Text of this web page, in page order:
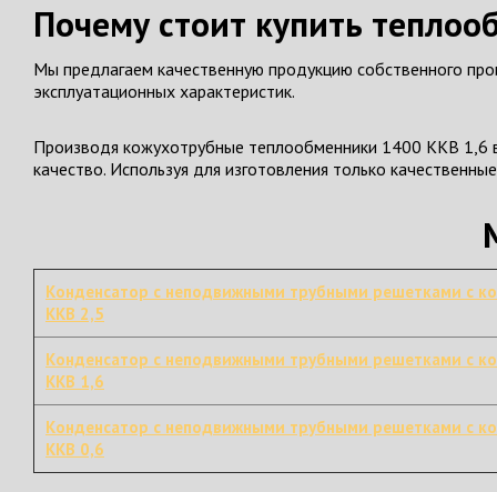
Почему стоит купить
Мы предлагаем качественную продукцию собственного
эксплуатационных характеристик.
Производя кожухотрубные теплообменники 1400 ККВ 1,6
качество. Используя для изготовления только
Конденсатор с неподвижными трубными решетками с
ККВ 2,5
Конденсатор с неподвижными трубными решетками с
ККВ 1,6
Конденсатор с неподвижными трубными решетками с
ККВ 0,6